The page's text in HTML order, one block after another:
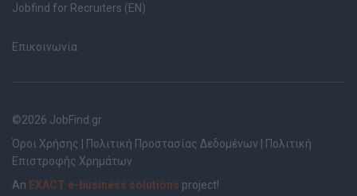
Jobfind for Recruiters (EN)
Επικοινωνία
©2026 JobFind.gr
Όροι Χρήσης
Πολιτική Προστασίας Δεδομένων
Πολιτική
Επιστροφής Χρημάτων
An EXACT e-business solutions project!